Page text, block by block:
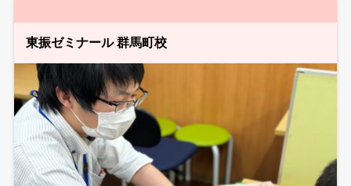
東振ゼミナール 群馬町校